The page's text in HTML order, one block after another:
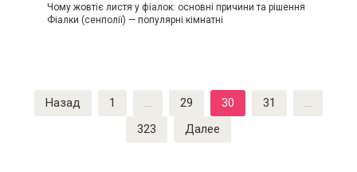
Чому жовтіє листя у фіалок: основні причини та рішення
Фіалки (сенполії) — популярні кімнатні
Пагинация
записей
Назад 1 … 29 30 31
…
323
Далее